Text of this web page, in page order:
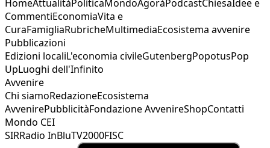
HomeAttualitàPoliticaMondoAgoràPodcastChiesaIdee e
CommentiEconomiaVita e
CuraFamigliaRubricheMultimediaEcosistema avvenire
Pubblicazioni
Edizioni localiL'economia civileGutenbergPopotusPop
UpLuoghi dell'Infinito
Avvenire
Chi siamoRedazioneEcosistema
AvvenirePubblicitàFondazione AvvenireShopContatti
Mondo CEI
SIRRadio InBluTV2000FISC